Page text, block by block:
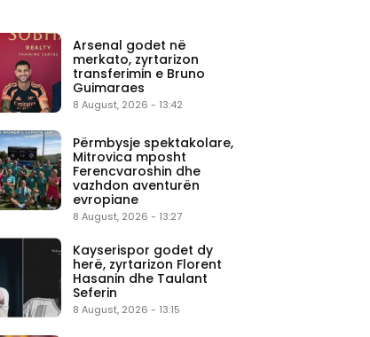
Arsenal godet në
merkato, zyrtarizon
transferimin e Bruno
Guimaraes
8 August, 2026 - 13:42
Përmbysje spektakolare,
Mitrovica mposht
Ferencvaroshin dhe
vazhdon aventurën
evropiane
8 August, 2026 - 13:27
Kayserispor godet dy
herë, zyrtarizon Florent
Hasanin dhe Taulant
Seferin
8 August, 2026 - 13:15